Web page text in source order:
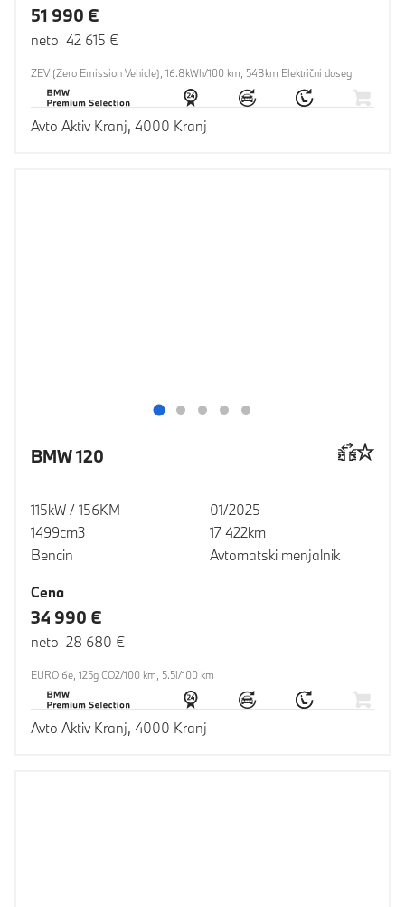
51 990 €
neto 42 615 €
ZEV (Zero Emission Vehicle), 16.8kWh/100 km, 548km Električni doseg
Avto Aktiv Kranj, 4000 Kranj
BMW 120
115kW / 156KM
1499cm3
Bencin
01/2025
17 422km
Avtomatski menjalnik
Cena
34 990 €
neto 28 680 €
EURO 6e, 125g CO2/100 km, 5.5l/100 km
Avto Aktiv Kranj, 4000 Kranj